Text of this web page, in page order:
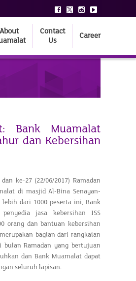
About
Contact
Us
Career
Bank Muamalat
dan Kebersihan
ke-27 (22/06/2017) Ramadan
di masjid Al-Bina Senayan-
dari 1000 peserta ini, Bank
jasa kebersihan ISS
orang dan bantuan kebersihan
bagian dari rangkaian
bulan Ramadan yang bertujuan
dan Bank Muamalat dapat
seluruh lapisan.